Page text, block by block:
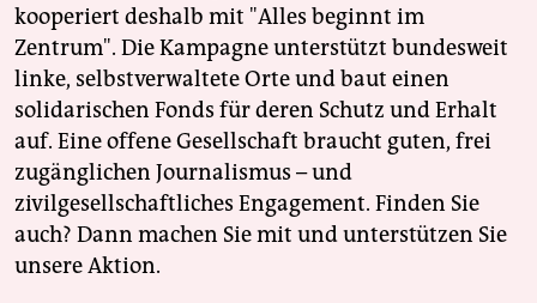
kooperiert deshalb mit "Alles beginnt im
Zentrum". Die Kampagne unterstützt bundesweit
linke, selbstverwaltete Orte und baut einen
solidarischen Fonds für deren Schutz und Erhalt
auf. Eine offene Gesellschaft braucht guten, frei
zugänglichen Journalismus – und
zivilgesellschaftliches Engagement. Finden Sie
auch? Dann machen Sie mit und unterstützen Sie
unsere Aktion.